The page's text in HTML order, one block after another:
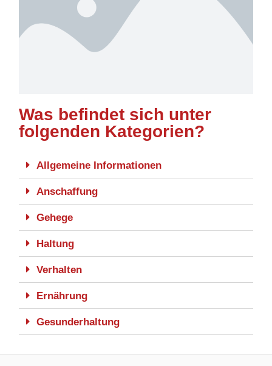
Was befindet sich unter
folgenden Kategorien?
Allgemeine Informationen
Anschaffung
Gehege
Haltung
Verhalten
Ernährung
Gesunderhaltung